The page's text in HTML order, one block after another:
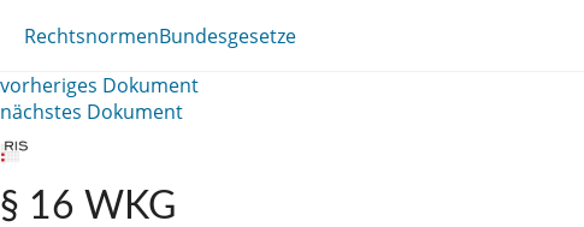
RechtsnormenBundesgesetze
vorheriges Dokument
nächstes Dokument
§ 16 WKG